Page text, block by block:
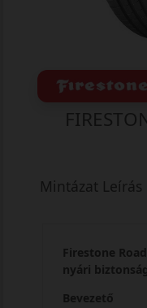
Mintázat Leírás
Firestone
nyári biztonság
Bevezető